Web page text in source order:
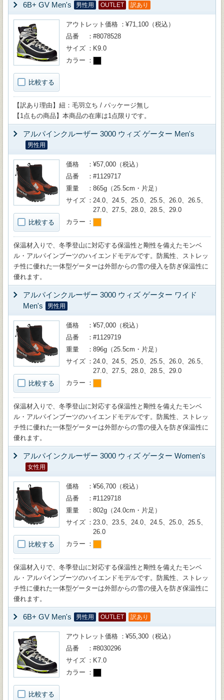
6B+ GV Men's 男性用 OUTLET 訳あり
比較する
アウトレット価格
¥71,100（税込）
品番
#8078528
サイズ
K9.0
カラー
【訳あり理由】紐：毛羽立ち / パッケージ無し
【1点もの商品】本商品の在庫は1点限りです。
アルパインクルーザー 3000 ウィズ ゲーター Men's
男性用
比較する
価格
¥57,000（税込）
品番
#1129717
重量
865g（25.5cm・片足）
サイズ
24.0、24.5、25.0、25.5、26.0、26.5、
27.0、27.5、28.0、28.5、29.0
カラー
保温材入りで、冬季登山に対応する保温性と剛性を備えたモンベ
ル・アルパインブーツのハイエンドモデルです。防風性、ストレッ
チ性に優れた一体型ゲーターは外部からの雪の侵入を防ぎ保温性に
優れます。
アルパインクルーザー 3000 ウィズ ゲーター ワイド
Men's
男性用
比較する
価格
¥57,000（税込）
品番
#1129719
重量
896g（25.5cm・片足）
サイズ
24.0、24.5、25.0、25.5、26.0、26.5、
27.0、27.5、28.0、28.5、29.0
カラー
保温材入りで、冬季登山に対応する保温性と剛性を備えたモンベ
ル・アルパインブーツのハイエンドモデルです。防風性、ストレッ
チ性に優れた一体型ゲーターは外部からの雪の侵入を防ぎ保温性に
優れます。
アルパインクルーザー 3000 ウィズ ゲーター Women's
女性用
比較する
価格
¥56,700（税込）
品番
#1129718
重量
802g（24.0cm・片足）
サイズ
23.0、23.5、24.0、24.5、25.0、25.5、
26.0
カラー
保温材入りで、冬季登山に対応する保温性と剛性を備えたモンベ
ル・アルパインブーツのハイエンドモデルです。防風性、ストレッ
チ性に優れた一体型ゲーターは外部からの雪の侵入を防ぎ保温性に
優れます。
6B+ GV Men's 男性用 OUTLET 訳あり
比較する
アウトレット価格
¥55,300（税込）
品番
#8030296
サイズ
K7.0
カラー